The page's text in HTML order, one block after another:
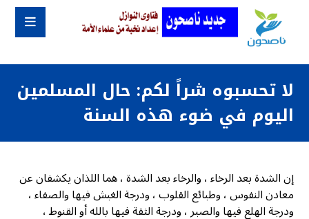
لا تحسبوه شراً لكم: حال المسلمين
اليوم في ضوء هذه السنة
إن الشدة بعد الرخاء ، والرخاء بعد الشدة ، هما اللذان يكشفان عن
معادن النفوس ، وطبائع القلوب ، ودرجة الغبش فيها والصفاء ،
ودرجة الهلع فيها والصبر ، ودرجة الثقة فيها بالله أو القنوط ،